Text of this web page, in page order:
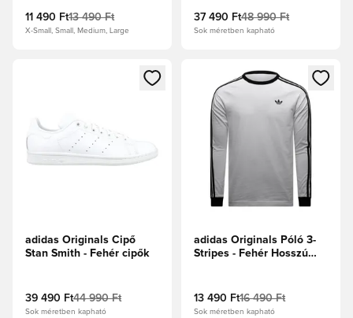
11 490 Ft13 490 Ft
X-Small, Small, Medium, Large
37 490 Ft48 990 Ft
Sok méretben kapható
Megnyit egy modált a bejelentkezéshez vagy a tagként
adidas Originals Cipő
Stan Smith - Fehér cipők
39 490 Ft44 990 Ft
Sok méretben kapható
Megnyit egy modált a
adidas Originals Póló 3-
Stripes - Fehér Hosszú
13 490 Ft16 490 Ft
Sok méretben kapható